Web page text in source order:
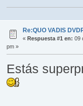
Re:QUO VADIS
« Respuesta #1 en: 09
pm »
Estás